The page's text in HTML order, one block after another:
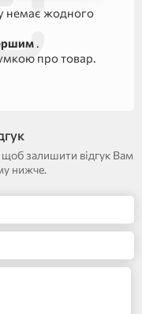
немає жодного
.
про товар.
щоб залишити відгук Вам
нижче.